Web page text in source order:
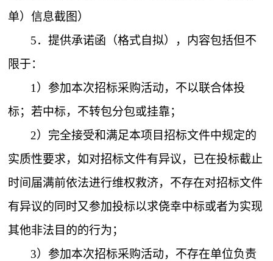
单）信息截图）
5．提供承诺函（格式自拟），内容包括但不
限于：
1）参加本次招标采购活动，不以联合体投
标；若中标，不转包分包或挂靠；
2）完全接受和满足本项目招标文件中规定的
实质性要求，如对招标文件有异议，已在投标截止
时间届满前依法进行维权救济，不存在对招标文件
有异议的同时又参加投标以求侥幸中标或者为实现
其他非法目的的行为；
3）参加本次招标采购活动，不存在单位负责